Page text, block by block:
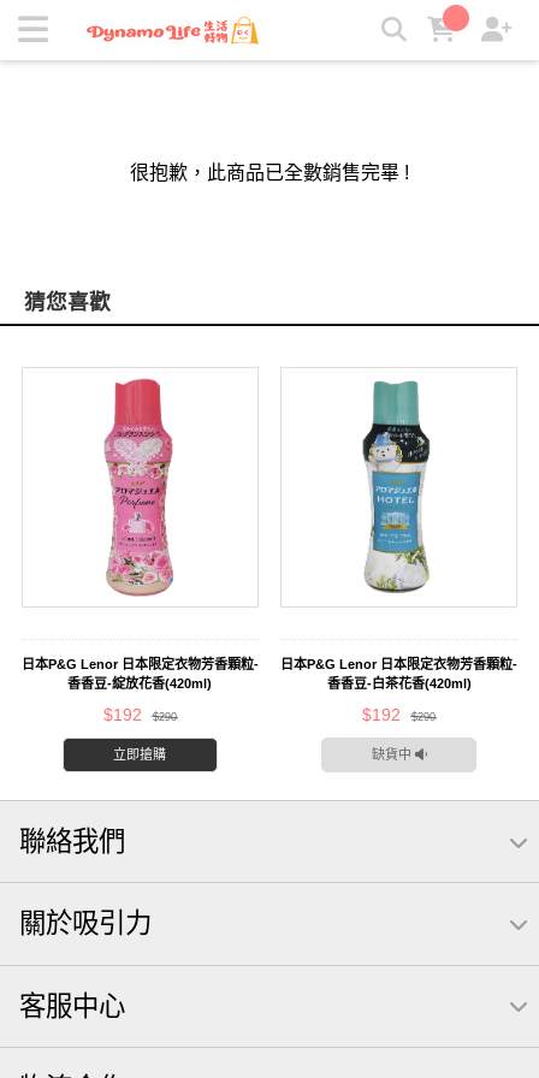
吸引力｜生活好物 | 吸引力生活好物
很抱歉，此商品已全數銷售完畢 !
猜您喜歡
日本P&G Lenor 日本限定衣物芳香顆粒-
香香豆-綻放花香(420ml)
$192 $290
立即搶購
日本P&G Lenor 日本限定衣物芳香顆粒-
香香豆-白茶花香(420ml)
$192 $290
缺貨中
聯絡我們
關於吸引力
客服中心